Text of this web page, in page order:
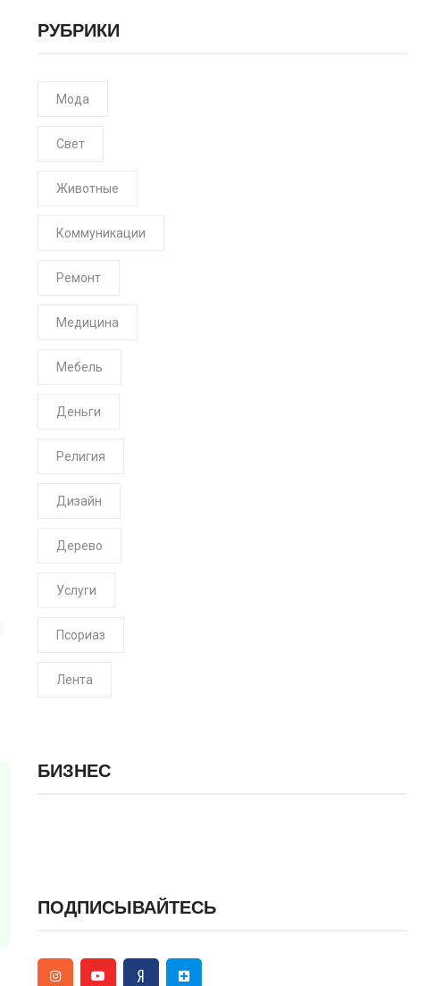
РУБРИКИ
Мода
Свет
Животные
Коммуникации
Ремонт
Медицина
Мебель
Деньги
Религия
Дизайн
Дерево
Услуги
Псориаз
Лента
БИЗНЕС
ПОДПИСЫВАЙТЕСЬ